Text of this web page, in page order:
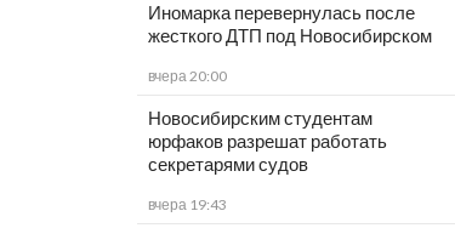
Иномарка перевернулась после
жесткого ДТП под Новосибирском
вчера 20:00
Новосибирским студентам
юрфаков разрешат работать
секретарями судов
вчера 19:43